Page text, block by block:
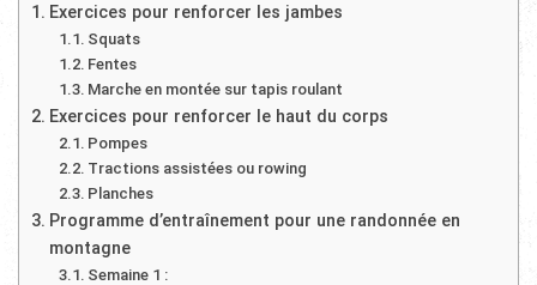
Exercices pour renforcer les jambes
Squats
Fentes
Marche en montée sur tapis roulant
Exercices pour renforcer le haut du corps
Pompes
Tractions assistées ou rowing
Planches
Programme d’entraînement pour une randonnée en
montagne
Semaine 1 :